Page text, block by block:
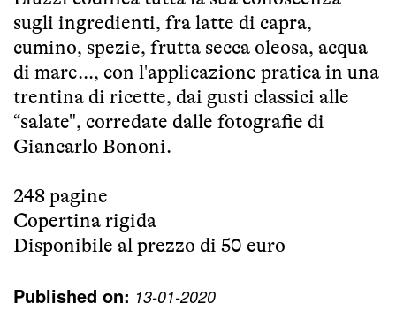
sugli ingredienti, fra latte di capra,
cumino, spezie, frutta secca oleosa, acqua
di mare..., con l'applicazione pratica in una
trentina di ricette, dai gusti classici alle
“salate", corredate dalle fotografie di
Giancarlo Bononi.
248 pagine
Copertina rigida
Disponibile al prezzo di 50 euro
Published on: 13-01-2020